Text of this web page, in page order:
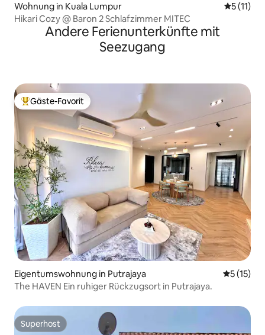
Wohnung in Kuala Lumpur
5 (11)
Hikari Cozy @ Baron 2 Schlafzimmer MITEC
Andere Ferienunterkünfte mit
Seezugang
Beliebter Gäste-Favorit.
Gäste-Favorit
Eigentumswohnung in Putrajaya
5 (15)
The HAVEN Ein ruhiger Rückzugsort in Putrajaya.
Superhost
Superhost